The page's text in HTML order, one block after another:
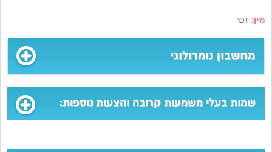
מין: זכר
מחשבון נומרולוגי
שמות בעלי משמעות קרובה והצעות נוספות: